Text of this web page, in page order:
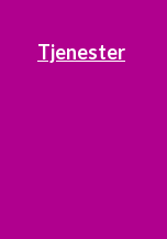
Tjenester